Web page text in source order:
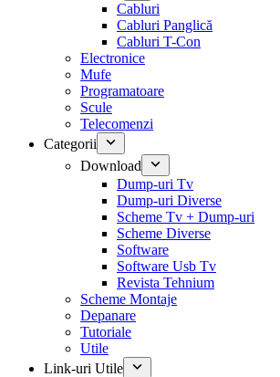
Cabluri
Cabluri Panglică
Cabluri T-Con
Electronice
Mufe
Programatoare
Scule
Telecomenzi
Categorii
Download
Dump-uri Tv
Dump-uri Diverse
Scheme Tv + Dump-uri
Scheme Diverse
Software
Software Usb Tv
Revista Tehnium
Scheme Montaje
Depanare
Tutoriale
Utile
Link-uri Utile